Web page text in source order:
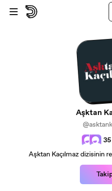
Ana içeriğe atla
Aşktan
35
Aşktan Kaçılmaz dizisinin